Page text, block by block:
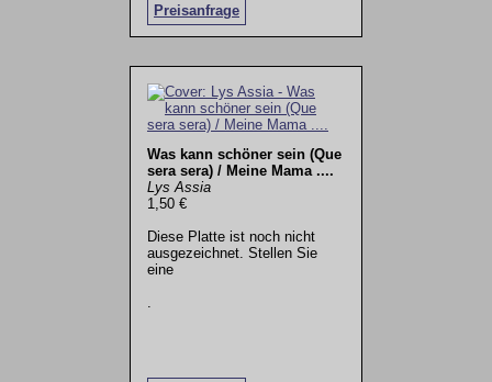
Preisanfrage
Was kann schöner sein (Que
sera sera) / Meine Mama ....
Lys Assia
1,50 €
Diese Platte ist noch nicht
ausgezeichnet. Stellen Sie
eine
.